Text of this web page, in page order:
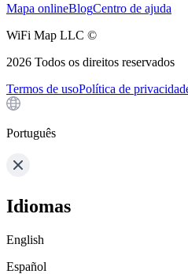
Mapa onlineBlogCentro de ajuda
WiFi Map LLC ©
2026 Todos os direitos reservados
Termos de usoPolítica de
Português
Idiomas
English
Español